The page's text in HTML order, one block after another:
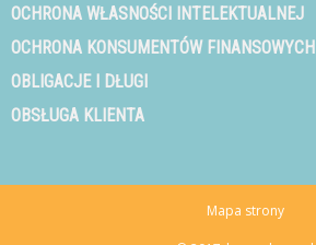
OCHRONA WŁASNOŚCI INTELEKTUALNEJ
OCHRONA KONSUMENTÓW FINANSOWYCH
OBLIGACJE I DŁUGI
OBSŁUGA KLIENTA
Mapa strony